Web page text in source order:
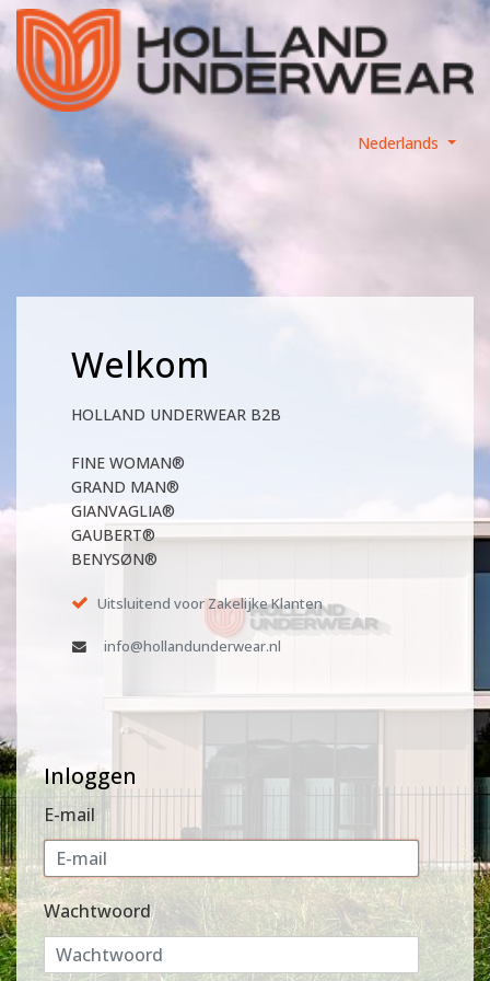
Nederlands
Welkom
HOLLAND UNDERWEAR B2B
FINE WOMAN®
GRAND MAN®
GIANVAGLIA®
GAUBERT®
BENYSØN®
Uitsluitend voor Zakelijke Klanten
info@hollandunderwear.nl
Inloggen
E-mail
Wachtwoord